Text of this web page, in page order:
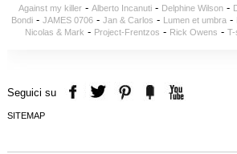
Against my killer- Alberto Incanuti- Delphine Wilson-
Bondi- JAMES 0706- Jan & Carlos - Lumen et umbra-
Nicolas & Mark - Project-Frentzos - Rick Owens -
Seguici su
SITEMAP